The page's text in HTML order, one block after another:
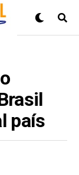
país